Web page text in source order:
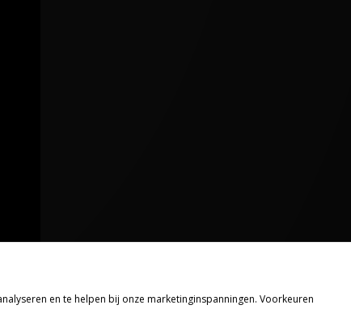
en te helpen bij onze marketinginspanningen. Voorkeuren